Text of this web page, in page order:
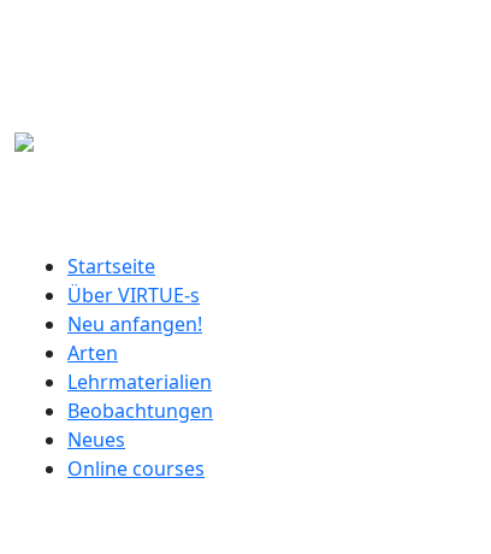
German menu
Startseite
Über VIRTUE-s
Neu anfangen!
Arten
Lehrmaterialien
Beobachtungen
Neues
Online courses